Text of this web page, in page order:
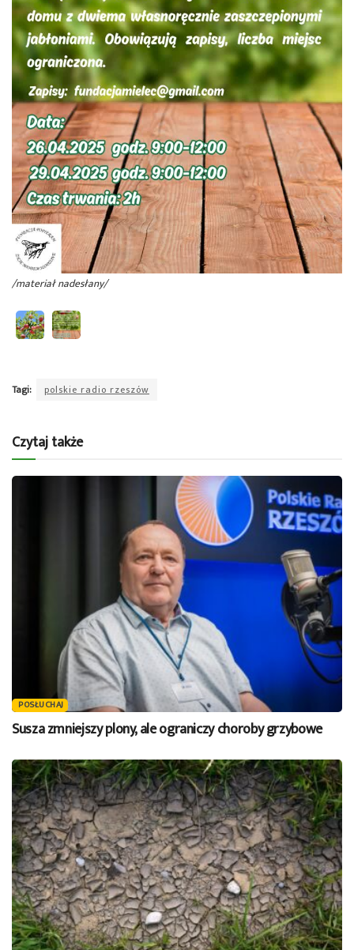
/materiał nadesłany/
Tagi: polskie radio rzeszów
Czytaj także
POSŁUCHAJ
Susza zmniejszy plony, ale ograniczy choroby grzybowe